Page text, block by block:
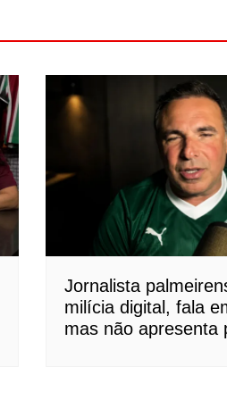
Jornalista
milícia digital, fala
mas não apresenta